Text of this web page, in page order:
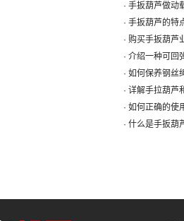
· 手扳葫芦做动
· 手扳葫芦的特
· 购买手扳葫芦
· 介绍一种可回
· 如何保养钢丝
· 详解手拉葫芦
· 如何正确的使
· 什么是手扳葫